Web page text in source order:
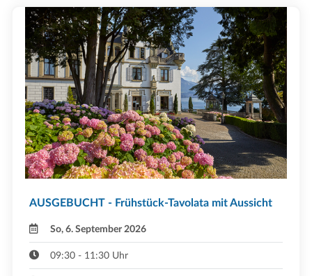
AUSGEBUCHT - Frühstück-Tavolata mit Aussicht
So, 6. September 2026
09:30 - 11:30 Uhr